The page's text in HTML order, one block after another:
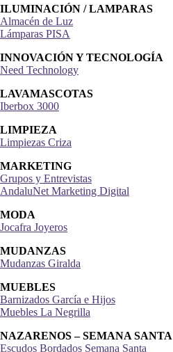
ILUMINACIÓN / LAMPARAS
Almacén de Luz
Lámparas PISA
INNOVACIÓN Y TECNOLOGÍA
Need Technology
LAVAMASCOTAS
Iberbox 3000
LIMPIEZA
Limpiezas Criza
MARKETING
Grupos y Entrevistas
AndaluNet Marketing Digital
MODA
Jocafra Joyeros
MUDANZAS
Mudanzas Giralda
MUEBLES
Barnizados García e Hijos
Muebles La Negrilla
NAZARENOS – SEMANA SANTA